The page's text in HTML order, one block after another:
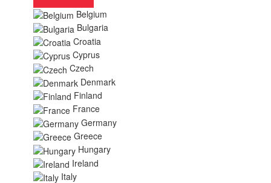
Belgium
Bulgaria
Croatia
Cyprus
Czech
Denmark
Finland
France
Germany
Greece
Hungary
Ireland
Italy